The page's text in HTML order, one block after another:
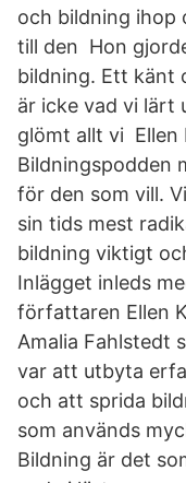
och bildning ihop
till den Hon
bildning. Ett känt
är icke vad vi lärt
glömt allt vi Ellen
Bildningspodden
för den som vill.
sin tids mest
bildning viktigt
Inlägget inleds
författaren Ellen
Amalia Fahlstedt
var att utbyta
och att sprida
som används
Bildning är det